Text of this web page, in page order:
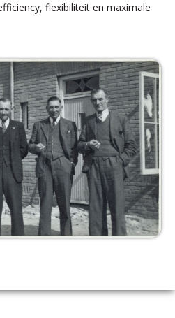
flexibiliteit en maximale